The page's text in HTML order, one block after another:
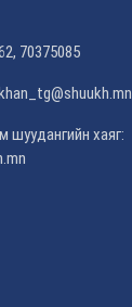
70375085
шуудангийн хаяг: